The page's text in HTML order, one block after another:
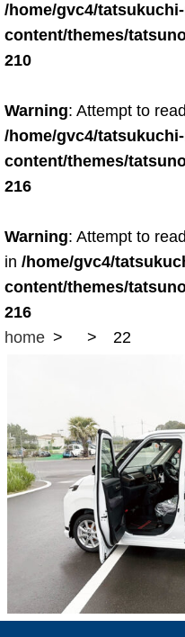
/home/gvc4/
content/themes/
210
Warning: Attempt to
/home/gvc4/
content/themes/
216
Warning: Attempt to
in /home/gvc4/
content/themes/
216
home
22